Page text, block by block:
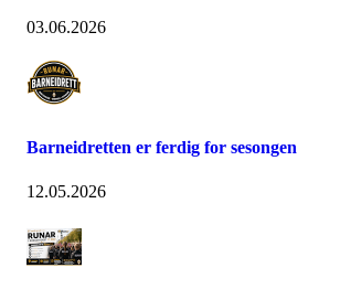
03.06.2026
Barneidretten er ferdig for sesongen
12.05.2026